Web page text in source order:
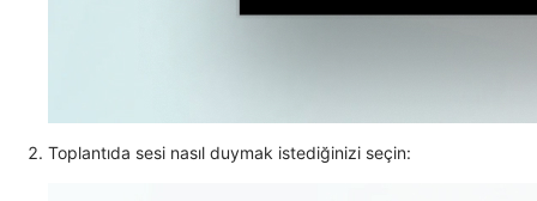
Toplantıda sesi nasıl duymak istediğinizi seçin: